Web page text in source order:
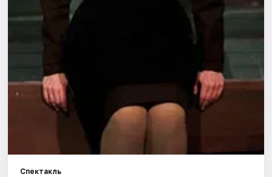
Артисты
Спектакль